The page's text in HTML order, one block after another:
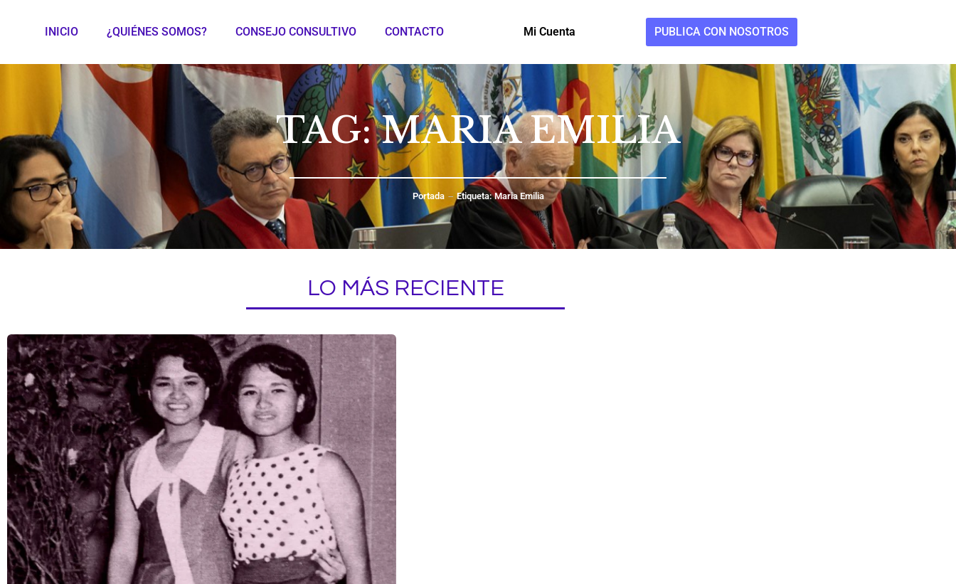
INICIO ¿QUIÉNES SOMOS? CONSEJO CONSULTIVO CONTACTO Mi Cuenta PUBLICA CON NOSOTROS
TAG: MARIA EMILIA
Portada Etiqueta: Maria Emilia
LO MÁS RECIENTE